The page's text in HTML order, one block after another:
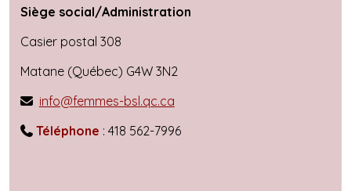
Siège social/Administration
Casier postal 308
Matane (Québec) G4W 3N2
 info@femmes-bsl.qc.ca
 Téléphone : 418 562-7996